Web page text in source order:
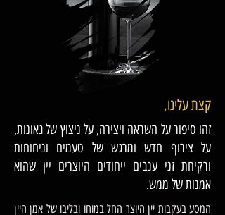
קצת עלינו,
זהו סיפור על השראה ויצירה, על ניצוץ של גאונות,
על צירוף חדש ומרגש של טעמים וניחוחות
ורקיחת זני ענבים ייחודים היוצרים יין שהוא
אמנות של ממש.
המסע בעקבות יין היוצר החל במוחו ובליבו של אמן היין